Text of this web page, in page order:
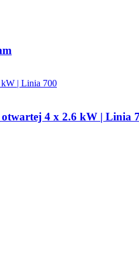
otwartej 4 x 2.6 kW | Linia